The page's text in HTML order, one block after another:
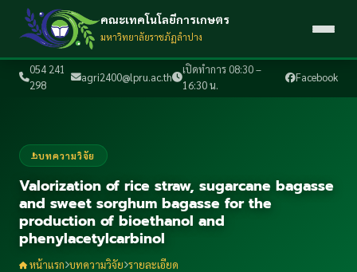
054 241
298
agri2400@lpru.ac.th
เปิดทำการ 08:30 –
16:30 น.
Facebook
คณะเทคโนโลยีการเกษตร
มหาวิทยาลัยราชภัฏลำปาง
บทความวิจัย
Valorization of rice straw, sugarcane bagasse
and sweet sorghum bagasse for the
production of bioethanol and
phenylacetylcarbinol
หน้าแรก บทความวิจัย รายละเอียด